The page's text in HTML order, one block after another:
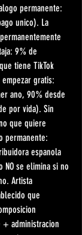
permanente:
unico). La
9% de
tiene TikTok
gratis:
ano, 90% desde
por vida). Sin
que quiere
permanente:
espanola
NO se elimina si no
Artista
que
+ administracion